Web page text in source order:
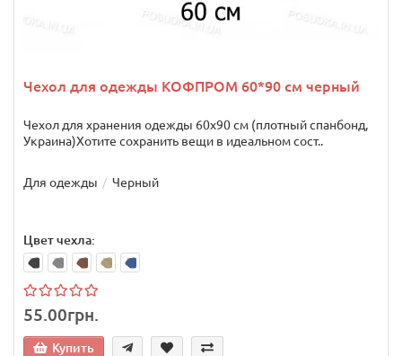
Чехол для одежды КОФПРОМ 60*90 см черный
Чехол для хранения одежды 60х90 см (плотный спанбонд,
Украина)Хотите сохранить вещи в идеальном сост..
Для одежды Черный
Цвет чехла:
55.00грн.
Купить